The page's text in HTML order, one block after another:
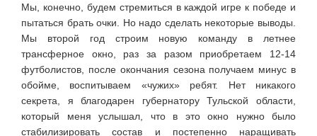
Мы, конечно, будем стремиться в каждой игре к победе и
пытаться брать очки. Но надо сделать некоторые выводы.
Мы второй год строим новую команду в летнее
трансферное окно, раз за разом приобретаем 12-14
футболистов, после окончания сезона получаем минус в
обойме, воспитываем «чужих» ребят. Нет никакого
секрета, я благодарен губернатору Тульской области,
который меня услышал, что в это окно нужно было
стабилизировать состав и постепенно наращивать